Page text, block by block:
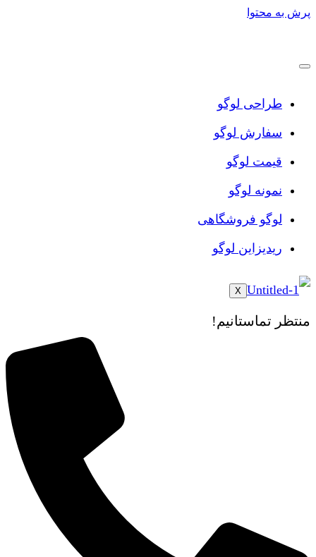
پرش به محتوا
طراحی لوگو
سفارش لوگو
قیمت لوگو
نمونه لوگو
لوگو فروشگاهی
ریدیزاین لوگو
X
منتظر تماستانیم!